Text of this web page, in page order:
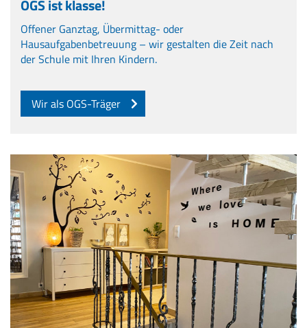
OGS ist klasse!
Offener Ganztag, Übermittag- oder
Hausaufgabenbetreuung – wir gestalten die Zeit nach
der Schule mit Ihren Kindern.
Wir als OGS-Träger